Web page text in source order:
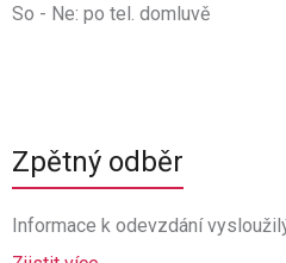
So - Ne: po tel. domluvě
Zpětný odběr
Informace k odevzdání